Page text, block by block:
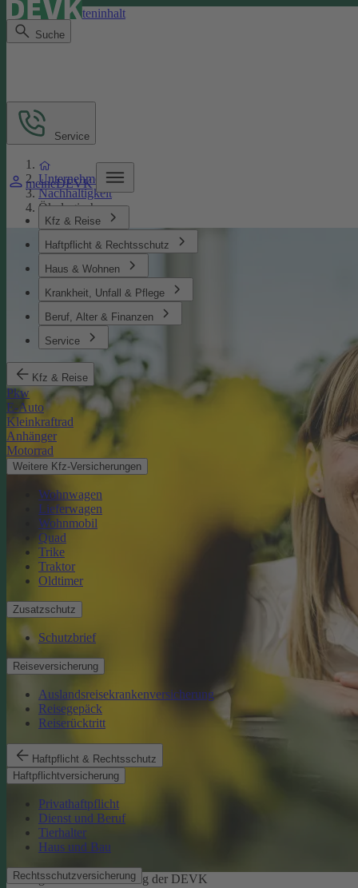
Direkt zum Seiteninhalt
Suche
meineDEVK
Kfz & Reise
Haftpflicht & Rechtsschutz
Haus & Wohnen
Krankheit, Unfall & Pflege
Beruf, Alter & Finanzen
Service
Kfz & Reise
Pkw
E-Auto
Kleinkraftrad
Anhänger
Motorrad
Weitere Kfz-Versicherungen
Wohnwagen
Lieferwagen
Wohnmobil
Quad
Trike
Traktor
Oldtimer
Zusatzschutz
Schutzbrief
Reiseversicherung
Auslandsreisekrankenversicherung
Reisegepäck
Reiserücktritt
Haftpflicht & Rechtsschutz
Haftpflichtversicherung
Privathaftpflicht
Dienst und Beruf
Tierhalter
Haus und Bau
Rechtsschutzversicherung
Service
Unternehmen
Nachhaltigkeit
Ökologisches
Ökologische Verantwortung der DEVK